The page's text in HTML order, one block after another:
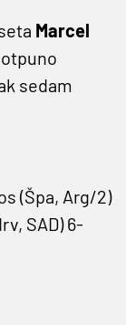
Marcel
sedam
(Špa, Arg/2)
SAD) 6-